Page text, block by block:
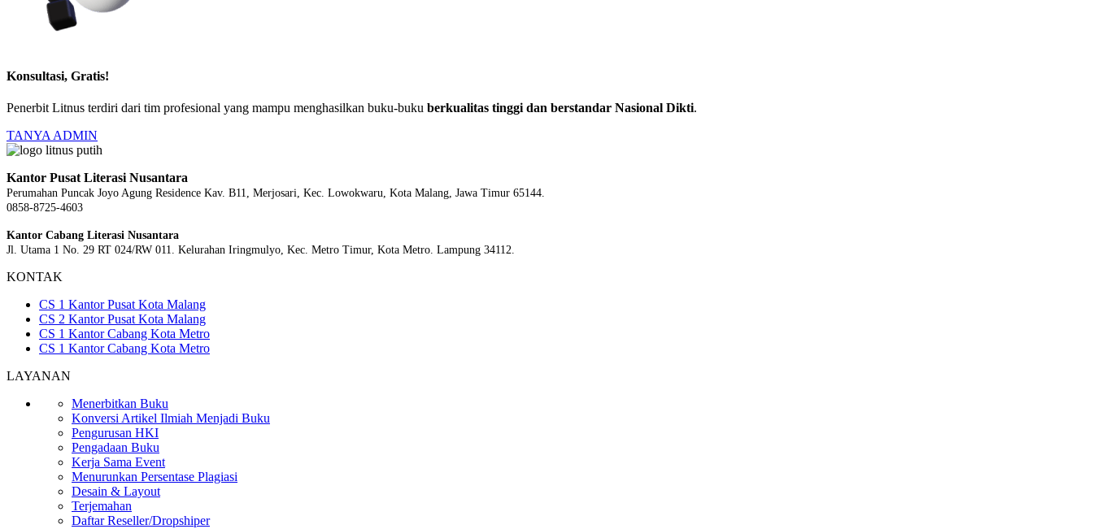
Konsultasi, Gratis!
Penerbit Litnus terdiri dari tim profesional yang mampu menghasilkan buku-buku berkualitas tinggi dan berstandar Nasional Dikti.
TANYA ADMIN
Kantor Pusat Literasi Nusantara
Perumahan Puncak Joyo Agung Residence Kav. B11, Merjosari, Kec. Lowokwaru, Kota Malang, Jawa Timur 65144.
0858-8725-4603
Kantor Cabang Literasi Nusantara
Jl. Utama 1 No. 29 RT 024/RW 011. Kelurahan Iringmulyo, Kec. Metro Timur, Kota Metro. Lampung 34112.
KONTAK
CS 1 Kantor Pusat Kota Malang
CS 2 Kantor Pusat Kota Malang
CS 1 Kantor Cabang Kota Metro
CS 1 Kantor Cabang Kota Metro
LAYANAN
Menerbitkan Buku
Konversi Artikel Ilmiah Menjadi Buku
Pengurusan HKI
Pengadaan Buku
Kerja Sama Event
Menurunkan Persentase Plagiasi
Desain & Layout
Terjemahan
Daftar Reseller/Dropshiper